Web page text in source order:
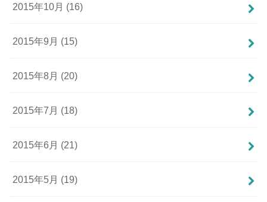
2015年10月 (16)
2015年9月 (15)
2015年8月 (20)
2015年7月 (18)
2015年6月 (21)
2015年5月 (19)